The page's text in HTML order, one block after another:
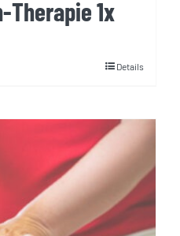
Therapie 1x
Details